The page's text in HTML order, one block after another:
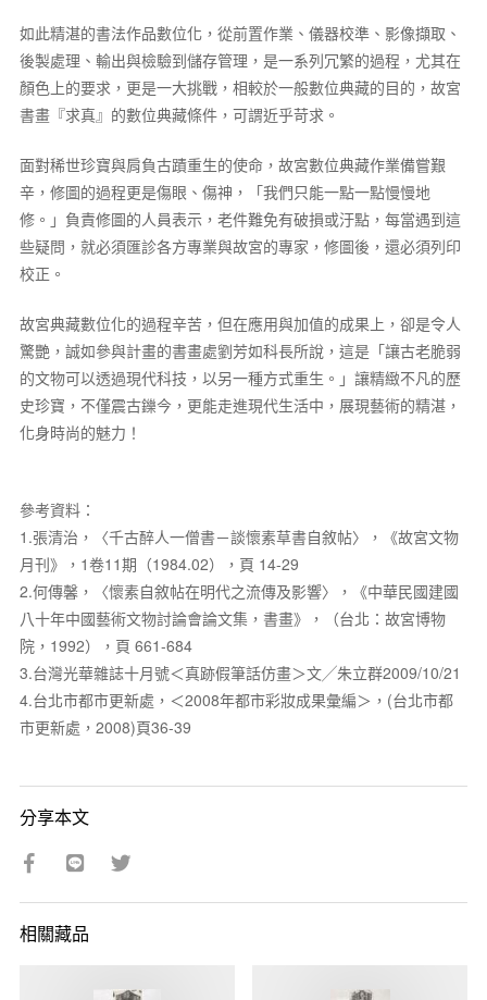
如此精湛的書法作品數位化，從前置作業、儀器校準、影像擷取、
後製處理、輸出與檢驗到儲存管理，是一系列冗繁的過程，尤其在
顏色上的要求，更是一大挑戰，相較於一般數位典藏的目的，故宮
書畫『求真』的數位典藏條件，可謂近乎苛求。
面對稀世珍寶與肩負古蹟重生的使命，故宮數位典藏作業備嘗艱
辛，修圖的過程更是傷眼、傷神，「我們只能一點一點慢慢地
修。」負責修圖的人員表示，老件難免有破損或汙點，每當遇到這
些疑問，就必須匯診各方專業與故宮的專家，修圖後，還必須列印
校正。
故宮典藏數位化的過程辛苦，但在應用與加值的成果上，卻是令人
驚艷，誠如參與計畫的書畫處劉芳如科長所說，這是「讓古老脆弱
的文物可以透過現代科技，以另一種方式重生。」讓精緻不凡的歷
史珍寶，不僅震古鑠今，更能走進現代生活中，展現藝術的精湛，
化身時尚的魅力！
參考資料：
1.張清治，〈千古醉人一僧書－談懷素草書自敘帖〉，《故宮文物
月刊》，1卷11期（1984.02），頁 14-29
2.何傳馨，〈懷素自敘帖在明代之流傳及影響〉，《中華民國建國
八十年中國藝術文物討論會論文集，書畫》，（台北：故宮博物
院，1992），頁 661-684
3.台灣光華雜誌十月號＜真跡假筆話仿畫＞文╱朱立群2009/10/21
4.台北市都市更新處，＜2008年都市彩妝成果彙編＞，(台北市都
市更新處，2008)頁36-39
分享本文
相關藏品